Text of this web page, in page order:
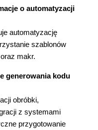
tolerancja
o automatyzacji
automatyzację
szablonów
makr.
generowania kodu
obróbki,
z systemami
przygotowanie